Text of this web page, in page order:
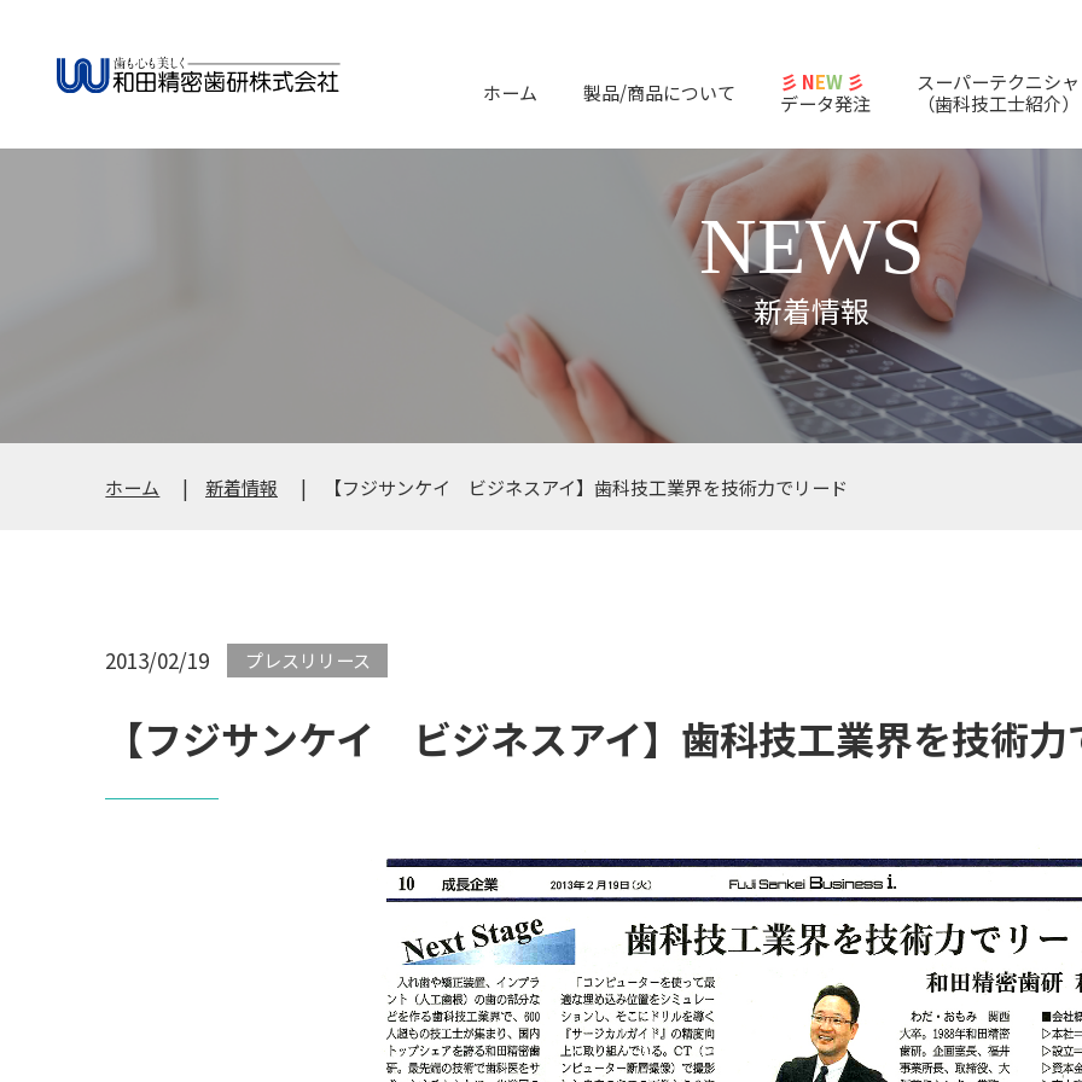
ホーム 製品/商品について 彡 NEW 彡
データ発注
スーパーテクニシ
（歯科技工士紹介）
NEWS
新着情報
ホーム 新着情報 【フジサンケイ ビジネスアイ】歯科技工業界を技術力でリード
2013/02/19 プレスリリース
【フジサンケイ ビジネスアイ】歯科技工業界を技術力